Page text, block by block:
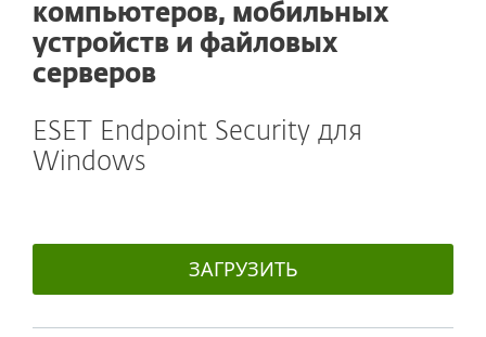
компьютеров, мобильных
устройств и файловых
серверов
ESET Endpoint Security для
Windows
ЗАГРУЗИТЬ